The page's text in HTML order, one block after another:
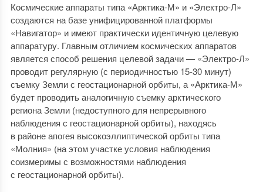
Космические аппараты типа «Арктика-М» и «Электро-Л»
создаются на базе унифицированной платформы
«Навигатор» и имеют практически идентичную целевую
аппаратуру. Главным отличием космических аппаратов
является способ решения целевой задачи — «Электро-Л»
проводит регулярную (с периодичностью 15-30 минут)
съемку Земли с геостационарной орбиты, а «Арктика-М»
будет проводить аналогичную съемку арктического
региона Земли (недоступного для непрерывного
наблюдения с геостационарной орбиты), находясь
в районе апогея высокоэллиптической орбиты типа
«Молния» (на этом участке условия наблюдения
соизмеримы с возможностями наблюдения
с геостационарной орбиты).